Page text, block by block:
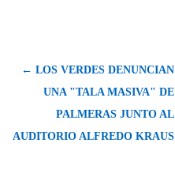
← LOS VERDES DENUNCIAN
UNA "TALA MASIVA" DE
PALMERAS JUNTO AL
AUDITORIO ALFREDO KRAUS